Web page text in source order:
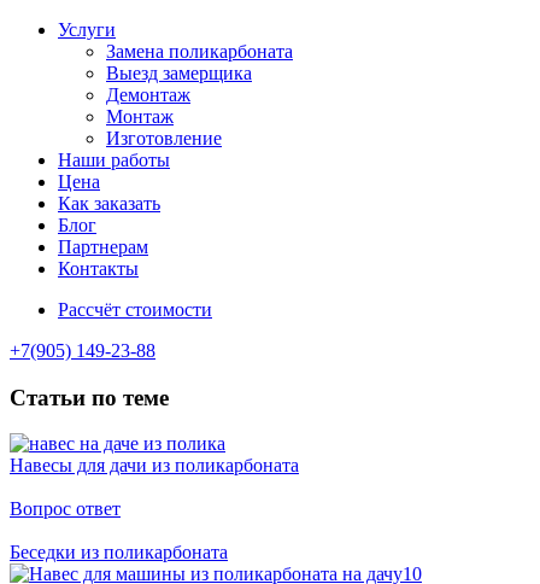
Услуги
Замена поликарбоната
Выезд замерщика
Демонтаж
Монтаж
Изготовление
Наши работы
Цена
Как заказать
Блог
Партнерам
Контакты
Рассчёт стоимости
+7(905) 149-23-88
Статьи по теме
Навесы для дачи из поликарбоната
Вопрос ответ
Беседки из поликарбоната